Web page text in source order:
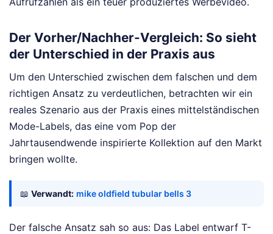
Der Vorher/Nachher-Vergleich: So sieht
der Unterschied in der Praxis aus
Um den Unterschied zwischen dem falschen und dem
richtigen Ansatz zu verdeutlichen, betrachten wir ein
reales Szenario aus der Praxis eines mittelständischen
Mode-Labels, das eine vom Pop der
Jahrtausendwende inspirierte Kollektion auf den Markt
bringen wollte.
📖 Verwandt: mike oldfield tubular bells 3
Der falsche Ansatz sah so aus: Das Label entwarf T-